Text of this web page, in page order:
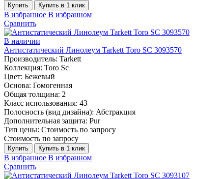
Купить Купить в 1 клик
В избранное В избранном
Сравнить
В наличии
Антистатический Линолеум Tarkett Toro SC 3093570
Производитель: Tarkett
Коллекция: Toro Sc
Цвет: Бежевый
Основа: Гомогенная
Общая толщина: 2
Класс использования: 43
Полосность (вид дизайна): Абстракция
Дополнительная защита: Pur
Тип цены: Стоимость по запросу
Стоимость по запросу
Купить Купить в 1 клик
В избранное В избранном
Сравнить